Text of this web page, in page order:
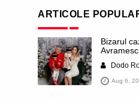
ARTICOLE
Bizarul
infantilă”.
stalinistă.
presei
Dodo
Aug 6,